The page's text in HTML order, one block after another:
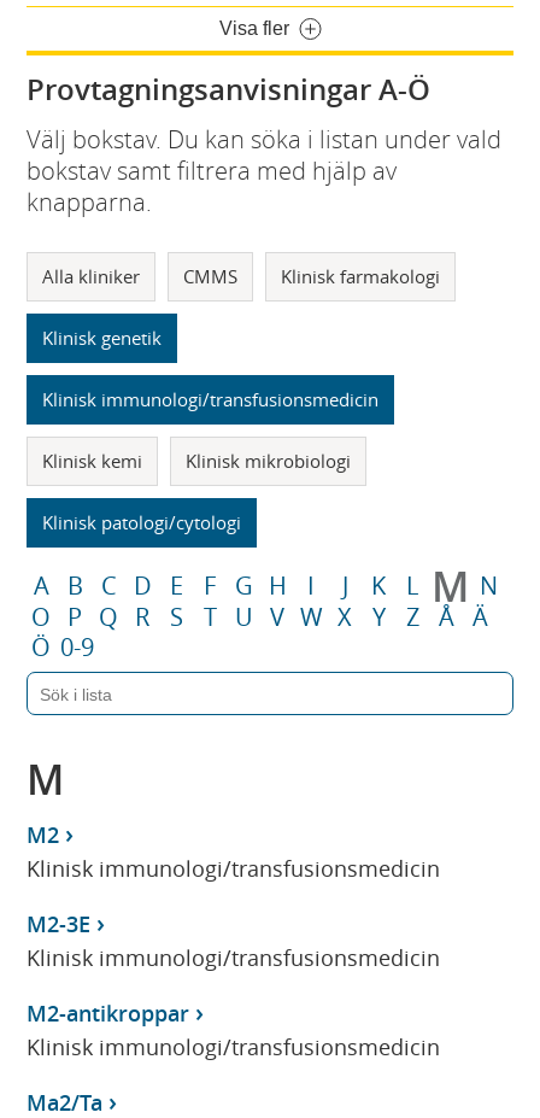
Visa fler
Provtagningsanvisningar A-Ö
Välj bokstav. Du kan söka i listan under vald
bokstav samt filtrera med hjälp av
knapparna.
Alla kliniker CMMS Klinisk farmakologi
Klinisk genetik
Klinisk immunologi/transfusionsmedicin
Klinisk kemi Klinisk mikrobiologi
Klinisk patologi/cytologi
A B C D E F G H I J K L M N
O
P Q R S T U V W X Y Z Å Ä
Ö 0-9
M
M2
Klinisk immunologi/transfusionsmedicin
M2-3E
Klinisk immunologi/transfusionsmedicin
M2-antikroppar
Klinisk immunologi/transfusionsmedicin
Ma2/Ta